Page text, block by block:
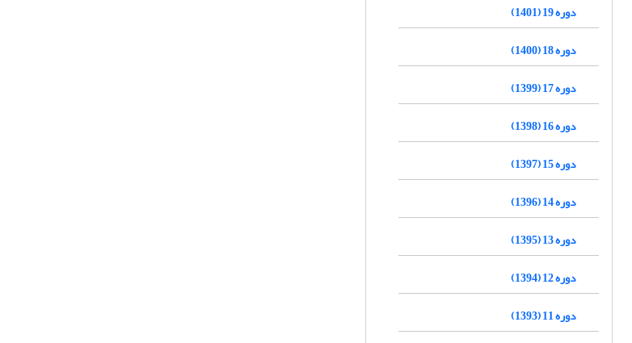
دوره 19 (1401)
دوره 18 (1400)
دوره 17 (1399)
دوره 16 (1398)
دوره 15 (1397)
دوره 14 (1396)
دوره 13 (1395)
دوره 12 (1394)
دوره 11 (1393)